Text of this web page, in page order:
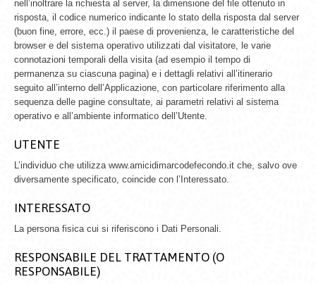
nell’inoltrare la richiesta al server, la dimensione del file ottenuto in
risposta, il codice numerico indicante lo stato della risposta dal server
(buon fine, errore, ecc.) il paese di provenienza, le caratteristiche del
browser e del sistema operativo utilizzati dal visitatore, le varie
connotazioni temporali della visita (ad esempio il tempo di
permanenza su ciascuna pagina) e i dettagli relativi all’itinerario
seguito all’interno dell’Applicazione, con particolare riferimento alla
sequenza delle pagine consultate, ai parametri relativi al sistema
operativo e all’ambiente informatico dell’Utente.
UTENTE
L’individuo che utilizza www.amicidimarcodefecondo.it che, salvo ove
diversamente specificato, coincide con l’Interessato.
INTERESSATO
La persona fisica cui si riferiscono i Dati Personali.
RESPONSABILE DEL TRATTAMENTO (O
RESPONSABILE)